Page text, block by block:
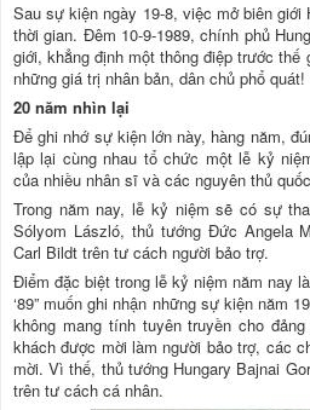
Sau sự kiện ngày 19-8, việc mở biên
thời gian. Đêm 10-9-1989, chính phủ
giới, khẳng định một thông điệp trước
những giá trị nhân bản, dân chủ phổ quát!
20 năm nhìn lại
Để ghi nhớ sự kiện lớn này, hàng năm,
lập lại cùng nhau tổ chức một lễ kỷ
của nhiều nhân sĩ và các nguyên thủ
Trong năm nay, lễ kỷ niệm sẽ có sự
Sólyom László, thủ tướng Đức Angela
Carl Bildt trên tư cách người bảo trợ.
Điểm đặc biệt trong lễ kỷ niệm năm nay
‘89” muốn ghi nhận những sự kiện năm
không mang tính tuyên truyền cho
khách được mời làm người bảo trợ, các
mời. Vì thế, thủ tướng Hungary Bajnai
trên tư cách cá nhân.